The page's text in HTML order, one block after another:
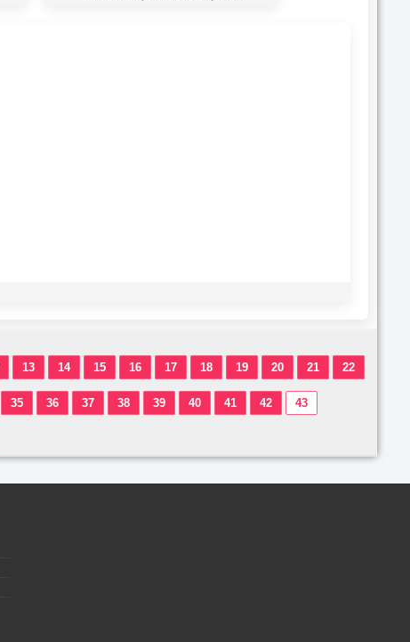
13 14 15 16 17 18 19 20 21 22
35 36 37 38 39 40 41 42 43